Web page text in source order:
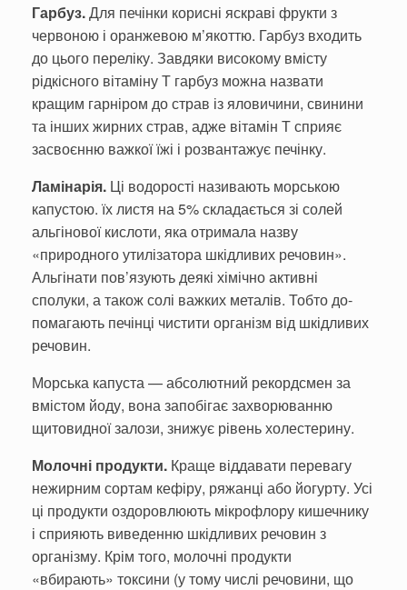
Гарбуз.Для печінки корисні яскраві фрукти з
червоною і оранже­вою м’якоттю. Гарбуз входить
до цього переліку. Завдяки високому вмісту
рідкісного ві­таміну Т гарбуз можна назвати
кращим гарніром до страв із яловичини, свинини
та інших жирних страв, адже вітамін Т сприяє
засвоєнню важкої їжі і розвантажує печінку.
Ламінарія. Ці водорості називають морською
капустою. їх листя на 5% складається зі солей
альгінової кислоти, яка отри­мала назву
«природного ути­лізатора шкідливих речовин».
Альгінати пов’язують деякі хі­мічно активні
сполуки, а також солі важких металів. Тобто до­
помагають печінці чистити ор­ганізм від шкідливих
речовин.
Морська капуста — абсо­лютний рекордсмен за
вмістом йоду, вона запобігає захво­рюванню
щитовидної залози, знижує рівень холестерину.
Молочні продукти. Краще віддавати перевагу
нежирним сортам кефіру, ря­жанці або йогурту. Усі
ці про­дукти оздоровлюють мікро­флору кишечнику
і сприяють виведенню шкідливих речовин з
організму. Крім того, молочні продукти
«вбирають» токси­ни (у тому числі речовини, що